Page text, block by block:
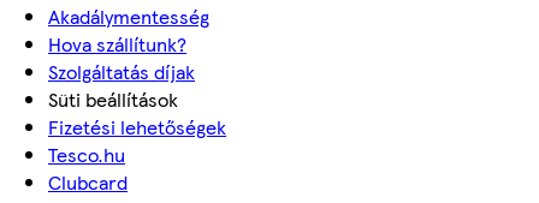
Akadálymentesség
Hova szállítunk?
Szolgáltatás díjak
Süti beállítások
Fizetési lehetőségek
Tesco.hu
Clubcard